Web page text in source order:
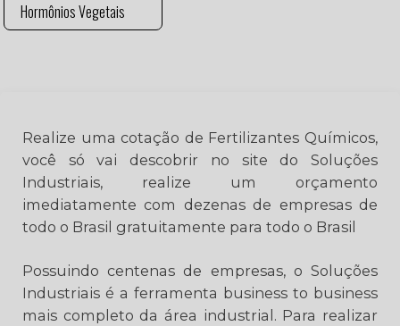
Hormônios Vegetais
Realize uma cotação de Fertilizantes Químicos,
você só vai descobrir no site do Soluções
Industriais, realize um orçamento
imediatamente com dezenas de empresas de
todo o Brasil gratuitamente para todo o Brasil
Possuindo centenas de empresas, o Soluções
Industriais é a ferramenta business to business
mais completo da área industrial. Para realizar